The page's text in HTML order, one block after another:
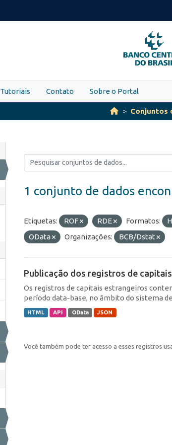
PARA
O
Tutoriais Contato Sobre o Portal
Conjuntos
1 conjunto de dados
Etiquetas: ROF RDE Formatos:
OData
Organizações: BCB/Dstat
Publicação dos registros de
Os registros de capitais estrangeiros
período data-base, no âmbito do sistema
HTML API OData JSON
Você também pode ter acesso a esses registros